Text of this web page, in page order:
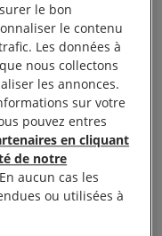
Cantou Place de
de livres à
le bon
le contenu
Les données à
nous collectons
les annonces.
sur votre
pouvez entres
en cliquant
de notre
aucun cas les
ou utilisées à